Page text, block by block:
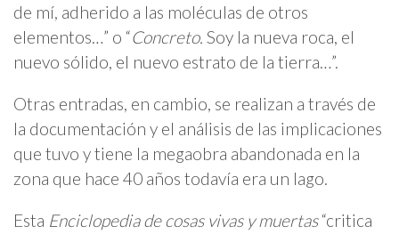
de mí, adherido a las moléculas de otros
elementos…” o “Concreto. Soy la nueva roca, el
nuevo sólido, el nuevo estrato de la tierra…”.
Otras entradas, en cambio, se realizan a través de
la documentación y el análisis de las implicaciones
que tuvo y tiene la megaobra abandonada en la
zona que hace 40 años todavía era un lago.
Esta Enciclopedia de cosas vivas y muertas“critica